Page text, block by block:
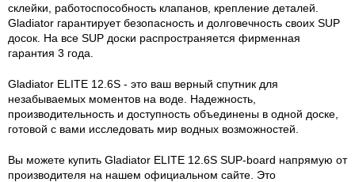
склейки, работоспособность клапанов, крепление деталей.
Gladiator гарантирует безопасность и долговечность своих SUP
досок. На все SUP доски распространяется фирменная
гарантия 3 года.
Gladiator ELITE 12.6S - это ваш верный спутник для
незабываемых моментов на воде. Надежность,
производительность и доступность объединены в одной доске,
готовой с вами исследовать мир водных возможностей.
Вы можете купить Gladiator ELITE 12.6S SUP-board напрямую от
производителя на нашем официальном сайте. Это